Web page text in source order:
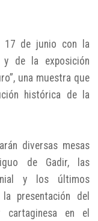
17 de junio con la
y de la exposición
una muestra que
histórica de la
diversas mesas
de Gadir, las
y los últimos
presentación del
cartaginesa en el